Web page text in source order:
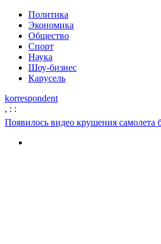
Политика
Экономика
Общество
Спорт
Наука
Шоу-бизнес
Карусель
korrespondent
, : :
Появилось видео крушения самолета